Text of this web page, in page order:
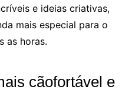
e ideias criativas,
mais especial para o
as horas.
cãofortável e